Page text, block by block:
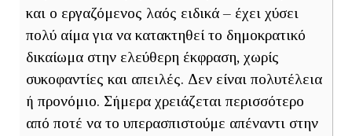
και ο εργαζόμενος λαός ειδικά – έχει χύσει
πολύ αίμα για να κατακτηθεί το δημοκρατικό
δικαίωμα στην ελεύθερη έκφραση, χωρίς
συκοφαντίες και απειλές. Δεν είναι πολυτέλεια
ή προνόμιο. Σήμερα χρειάζεται περισσότερο
από ποτέ να το υπερασπιστούμε απέναντι στην